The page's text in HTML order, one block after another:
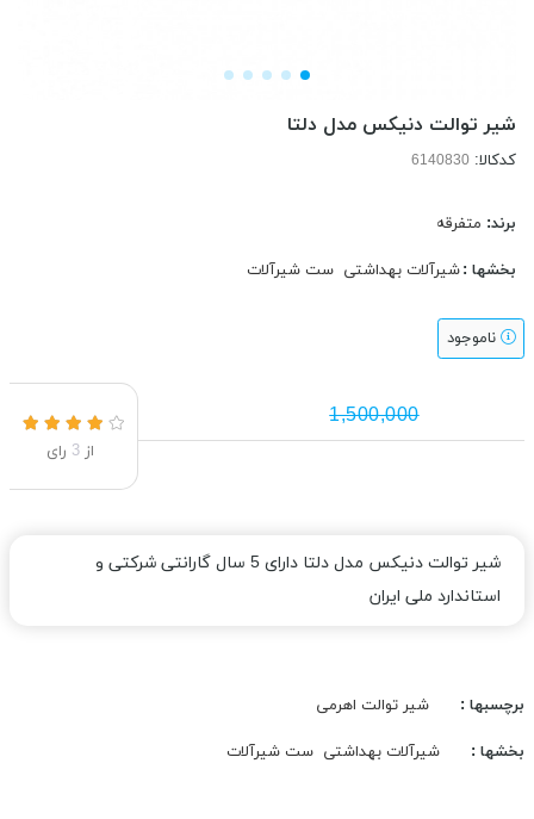
شیر توالت دنیکس مدل دلتا
کدکالا:
برند: متفرقه
بخشها :شیرآلات بهداشتی ست شیرآلات
ناموجود
1,500,000
از 3 رای
شیر توالت دنیکس مدل دلتا دارای 5 سال گارانتی شرکتی و
استاندارد ملی ایران
برچسبها : شیر توالت اهرمی
بخشها : شیرآلات بهداشتی ست شیرآلات